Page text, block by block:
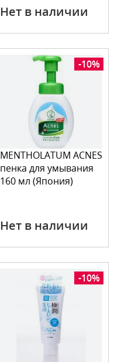
Нет в наличии
-10%
MENTHOLATUM ACNES
пенка для умывания
160 мл (Япония)
Нет в наличии
-10%